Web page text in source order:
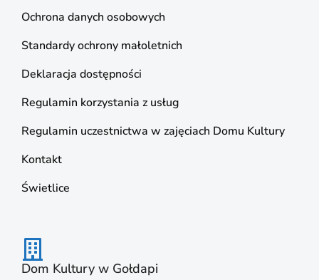
Ochrona danych osobowych
Standardy ochrony małoletnich
Deklaracja dostępności
Regulamin korzystania z usług
Regulamin uczestnictwa w zajęciach Domu Kultury
Kontakt
Świetlice
Dom Kultury w Gołdapi